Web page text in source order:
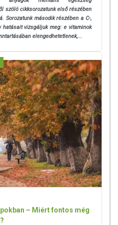
szóló cikksorozatunk első részében
Sorozatunk második részében a C-,
hatásait vizsgáljuk meg: e vitaminok
elengedhetetlenek,...
– Miért fontos még